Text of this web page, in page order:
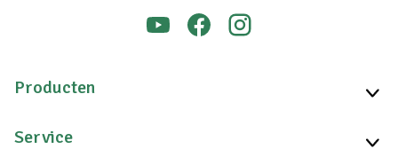
Producten
Service